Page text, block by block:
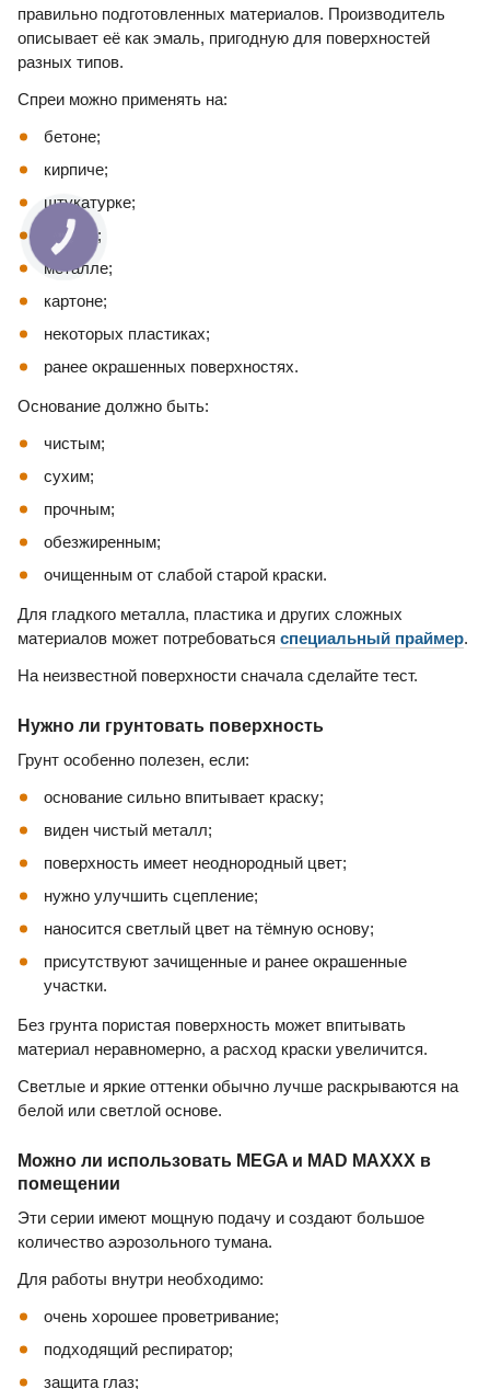
правильно подготовленных материалов. Производитель
описывает её как эмаль, пригодную для поверхностей
разных типов.
Спреи можно применять на:
бетоне;
кирпиче;
штукатурке;
дереве;
металле;
картоне;
некоторых пластиках;
ранее окрашенных поверхностях.
Основание должно быть:
чистым;
сухим;
прочным;
обезжиренным;
очищенным от слабой старой краски.
Для гладкого металла, пластика и других сложных
материалов может потребоваться специальный праймер.
На неизвестной поверхности сначала сделайте тест.
Нужно ли грунтовать поверхность
Грунт особенно полезен, если:
основание сильно впитывает краску;
виден чистый металл;
поверхность имеет неоднородный цвет;
нужно улучшить сцепление;
наносится светлый цвет на тёмную основу;
присутствуют зачищенные и ранее окрашенные
участки.
Без грунта пористая поверхность может впитывать
материал неравномерно, а расход краски увеличится.
Светлые и яркие оттенки обычно лучше раскрываются на
белой или светлой основе.
Можно ли использовать MEGA и MAD MAXXX в
помещении
Эти серии имеют мощную подачу и создают большое
количество аэрозольного тумана.
Для работы внутри необходимо:
очень хорошее проветривание;
подходящий респиратор;
защита глаз;